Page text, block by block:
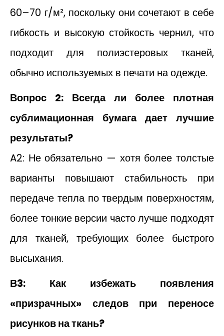
60–70 г/м², поскольку они сочетают в себе
гибкость и высокую стойкость чернил, что
подходит для полиэстеровых тканей,
обычно используемых в печати на одежде.
Вопрос 2: Всегда ли более плотная
сублимационная бумага дает лучшие
результаты?
A2: Не обязательно — хотя более толстые
варианты повышают стабильность при
передаче тепла по твердым поверхностям,
более тонкие версии часто лучше подходят
для тканей, требующих более быстрого
высыхания.
В3: Как избежать появления
«призрачных» следов при переносе
рисунков на ткань?